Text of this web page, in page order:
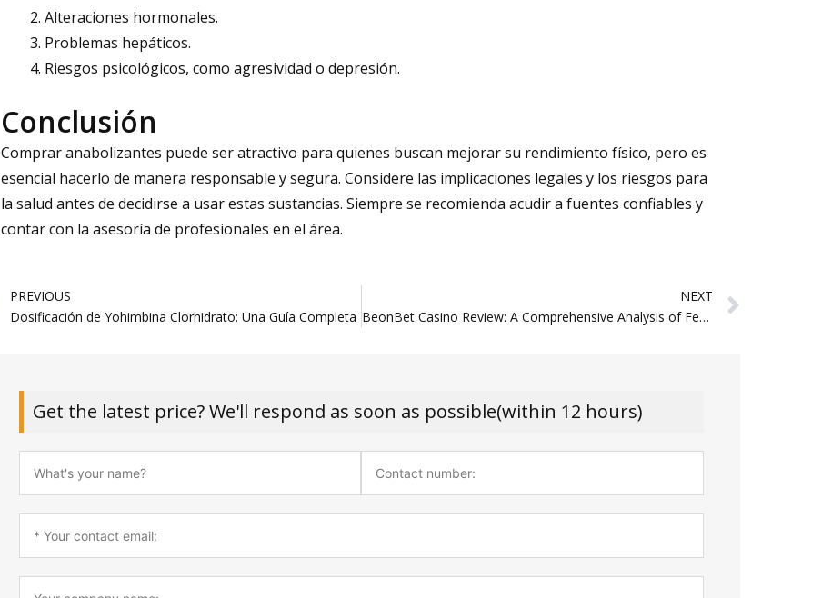
Alteraciones hormonales.
Problemas hepáticos.
Riesgos psicológicos, como agresividad o depresión.
Conclusión
Comprar anabolizantes puede ser atractivo para quienes buscan mejorar su rendimiento físico, pero es
esencial hacerlo de manera responsable y segura. Considere las implicaciones legales y los riesgos para
la salud antes de decidirse a usar estas sustancias. Siempre se recomienda acudir a fuentes confiables y
contar con la asesoría de profesionales en el área.
Prev
PREVIOUS
Dosificación de Yohimbina Clorhidrato: Una Guía Completa
NEXT
BeonBet Casino Review: A Comprehensive Analysis of Features, Games, and User Experience
Get the latest price? We'll respond as soon as possible(within 12 hours)